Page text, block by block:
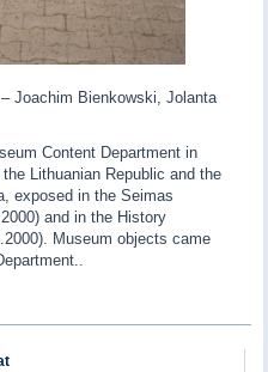
Joachim Bienkowski, Jolanta
Content Department in
Lithuanian Republic and the
exposed in the Seimas
and in the History
Museum objects came